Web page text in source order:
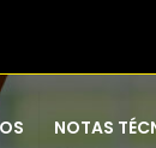
NOTAS